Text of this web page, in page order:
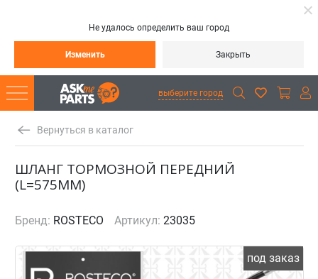
Не удалось определить ваш город
Изменить Закрыть
выберите город
Вернуться в каталог
ШЛАНГ ТОРМОЗНОЙ ПЕРЕДНИЙ
(L=575MM)
Бренд: ROSTECO Артикул: 23035
под заказ